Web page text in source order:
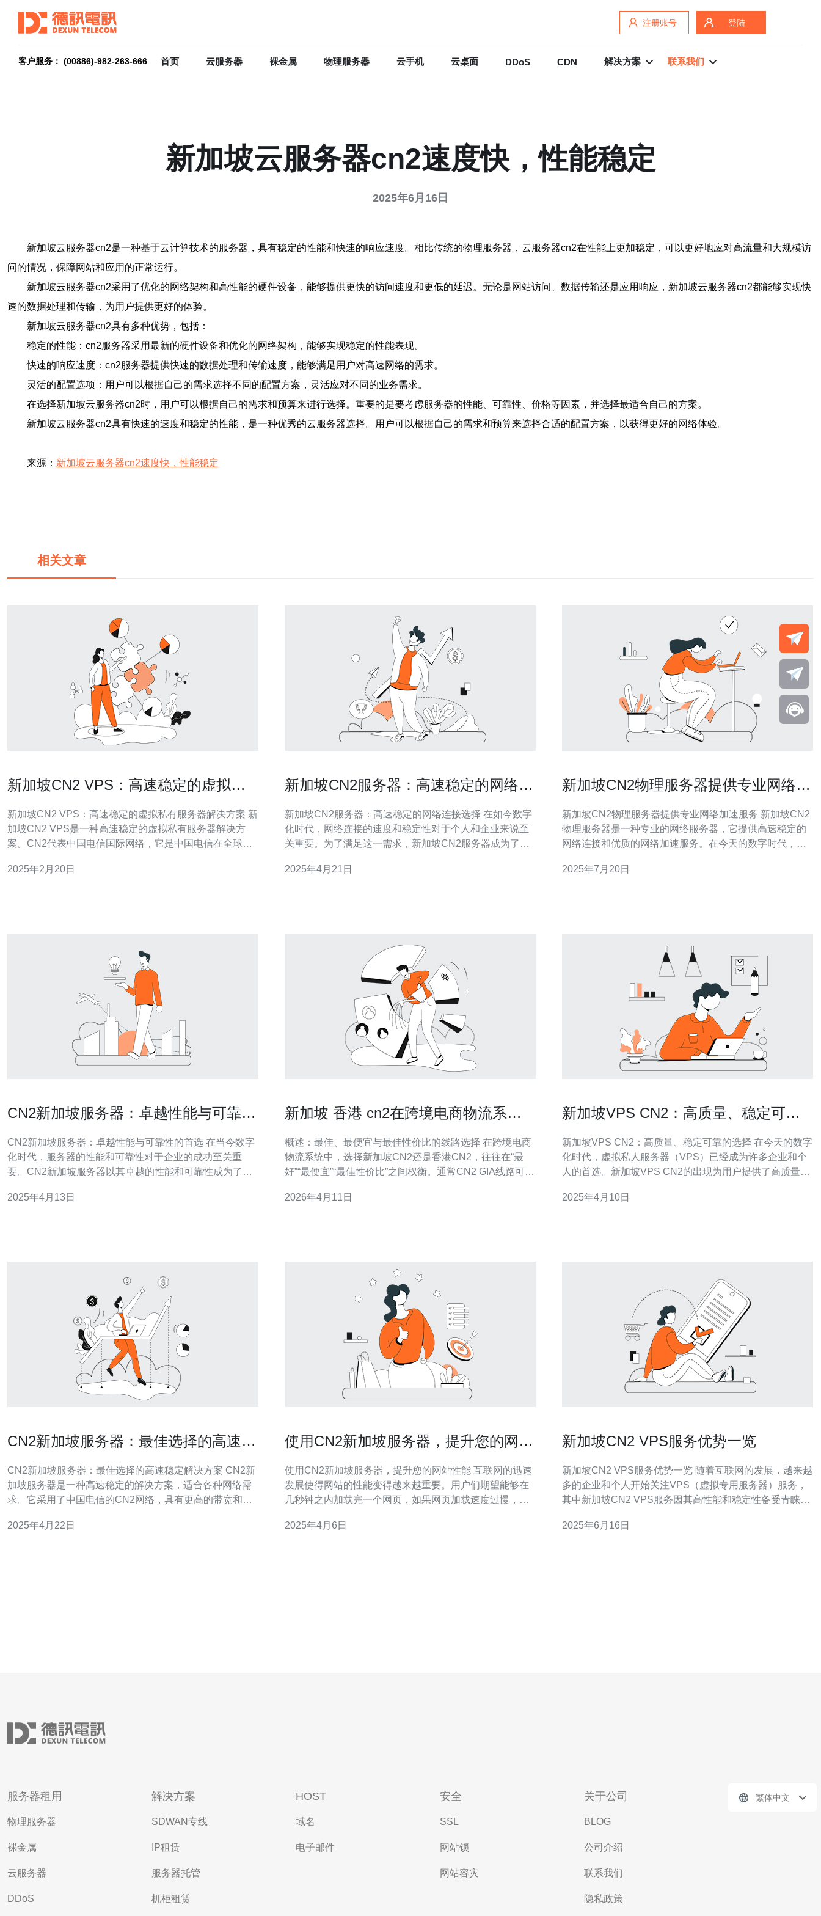
注册账号 登陆
客户服务： (00886)-982-263-666 首页 云服务器 裸金属 物理服务器 云手机 云桌面 DDoS CDN 解决方案 联系我们
新加坡云服务器cn2速度快，性能稳定
2025年6月16日
新加坡云服务器cn2是一种基于云计算技术的服务器，具有稳定的性能和快速的响应速度。相比传统的物理服务器，云服务器cn2在性能上更加稳定，可以更好地应对高流量和大规模访
问的情况，保障网站和应用的正常运行。
新加坡云服务器cn2采用了优化的网络架构和高性能的硬件设备，能够提供更快的访问速度和更低的延迟。无论是网站访问、数据传输还是应用响应，新加坡云服务器cn2都能够实现快
速的数据处理和传输，为用户提供更好的体验。
新加坡云服务器cn2具有多种优势，包括：
稳定的性能：cn2服务器采用最新的硬件设备和优化的网络架构，能够实现稳定的性能表现。
快速的响应速度：cn2服务器提供快速的数据处理和传输速度，能够满足用户对高速网络的需求。
灵活的配置选项：用户可以根据自己的需求选择不同的配置方案，灵活应对不同的业务需求。
在选择新加坡云服务器cn2时，用户可以根据自己的需求和预算来进行选择。重要的是要考虑服务器的性能、可靠性、价格等因素，并选择最适合自己的方案。
新加坡云服务器cn2具有快速的速度和稳定的性能，是一种优秀的云服务器选择。用户可以根据自己的需求和预算来选择合适的配置方案，以获得更好的网络体验。
来源： 新加坡云服务器cn2速度快，性能稳定
相关文章
新加坡CN2 VPS：高速稳定的虚拟私
新加坡CN2 VPS：高速稳定的虚拟私有服务器解决方案 新
加坡CN2 VPS是一种高速稳定的虚拟私有服务器解决方
案。CN2代表中国电信国际网络，它是中国电信在全球范
接各个国家和地区，提供卓越的网络连接质量和稳定性。
2025年2月20日
新加坡CN2服务器：高速稳定的网络连
新加坡CN2服务器：高速稳定的网络连接选择 在如今数字
化时代，网络连接的速度和稳定性对于个人和企业来说至
关重要。为了满足这一需求，新加坡CN2服务器成为了高
网络基础设施，通过其专用线路可以提供更高速、更稳定
2025年4月21日
新加坡CN2物理服务器提供专业网络加
新加坡CN2物理服务器提供专业网络加速服务 新加坡CN2
物理服务器是一种专业的网络服务器，它提供高速稳定的
网络连接和优质的网络加速服务。在今天的数字时代，网
择一个可靠的物理服务器供应商是至关重要的。 CN2物理
2025年7月20日
CN2新加坡服务器：卓越性能与可靠性
CN2新加坡服务器：卓越性能与可靠性的首选 在当今数字
化时代，服务器的性能和可靠性对于企业的成功至关重
要。CN2新加坡服务器以其卓越的性能和可靠性成为了许
点。 CN2新加坡服务器采用了先进的硬件和软件技术，以
2025年4月13日
新加坡 香港 cn2在跨境电商物流系统
概述：最佳、最便宜与最佳性价比的线路选择 在跨境电商
物流系统中，选择新加坡CN2还是香港CN2，往往在“最
好”“最便宜”“最佳性价比”之间权衡。通常CN2 GIA线路可提
CN2 GT或经由香港的普通国际链路能降低费用，是“最便
2026年4月11日
新加坡VPS CN2：高质量、稳定可靠
新加坡VPS CN2：高质量、稳定可靠的选择 在今天的数字
化时代，虚拟私人服务器（VPS）已经成为许多企业和个
人的首选。新加坡VPS CN2的出现为用户提供了高质量、
势。 新加坡VPS CN2的特点主要体现在以下几个方面：
2025年4月10日
CN2新加坡服务器：最佳选择的高速稳
CN2新加坡服务器：最佳选择的高速稳定解决方案 CN2新
加坡服务器是一种高速稳定的解决方案，适合各种网络需
求。它采用了中国电信的CN2网络，具有更高的带宽和更
务器通过优化网络路由和增加带宽容量，提供了高速稳定
2025年4月22日
使用CN2新加坡服务器，提升您的网站
使用CN2新加坡服务器，提升您的网站性能 互联网的迅速
发展使得网站的性能变得越来越重要。用户们期望能够在
几秒钟之内加载完一个网页，如果网页加载速度过慢，用
体验，使用CN2新加坡服务器可以帮助您提升网站的性
2025年4月6日
新加坡CN2 VPS服务优势一览
新加坡CN2 VPS服务优势一览 随着互联网的发展，越来越
多的企业和个人开始关注VPS（虚拟专用服务器）服务，
其中新加坡CN2 VPS服务因其高性能和稳定性备受青睐。
VPS服务提供了高速的CN2网络连接，保证了稳定的网络
2025年6月16日
服务器租用
物理服务器
裸金属
云服务器
DDoS
解决方案
SDWAN专线
IP租赁
服务器托管
机柜租赁
HOST
域名
电子邮件
安全
SSL
网站锁
网站容灾
关于公司
BLOG
公司介绍
联系我们
隐私政策
繁体中文